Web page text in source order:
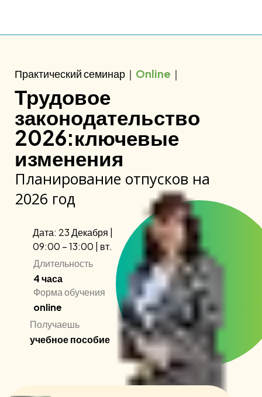
Дата: 23 Декабря |
09:00 – 13:00 | вт.
Практический семинар｜ Online ｜
Трудовое
законодательство
2026:ключевые
изменения
Длительность
4 часа
Форма обучения
online
Получаешь
учебное пособие
Планирование отпусков на
2026 год